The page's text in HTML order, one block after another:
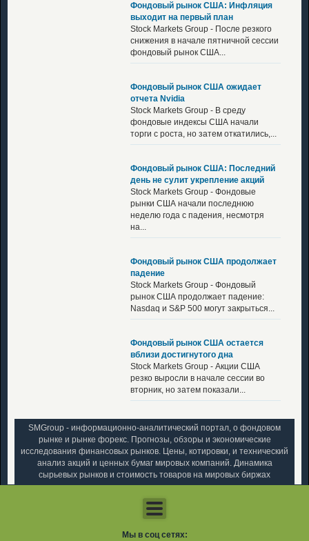
Фондовый рынок США: Инфляция
выходит на первый план
Stock Markets Group - После резкого
снижения в начале пятничной сессии
фондовый рынок США...
Фондовый рынок США ожидает
отчета Nvidia
Stock Markets Group - В среду
фондовые индексы США начали
торги с роста, но затем откатились,...
Фондовый рынок США: Последний
день не сулит укрепление акций
Stock Markets Group - Фондовые
рынки США начали последнюю
неделю года с падения, несмотря
на...
Фондовый рынок США продолжает
падение
Stock Markets Group - Фондовый
рынок США продолжает падение:
Nasdaq и S&P 500 могут закрыться...
Фондовый рынок США остается
вблизи достигнутого дна
Stock Markets Group - Акции США
резко выросли в начале сессии во
вторник, но затем показали...
SMGroup - информационно-аналитический портал, о фондовом
рынке и рынке форекс. Прогнозы, обзоры и экономические
исследования финансовых рынков. Цены, котировки, и технический
анализ акций и ценных бумаг мировых компаний. Динамика
сырьевых рынков и стоимость товаров на мировых биржах
Мы в соц сетях: